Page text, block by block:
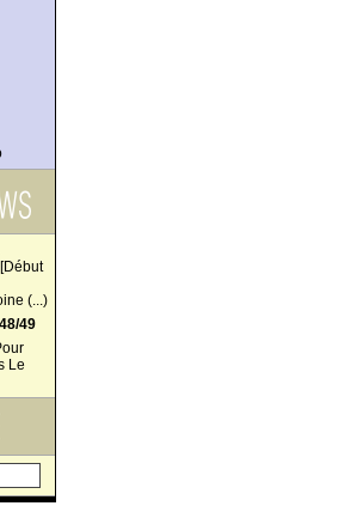
[Début
(...)
49
Le